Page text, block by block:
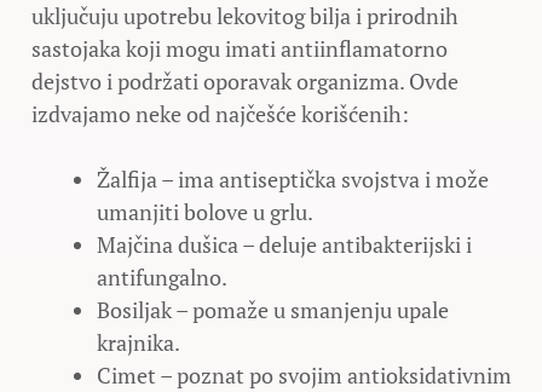
uključuju upotrebu lekovitog bilja i prirodnih
sastojaka koji mogu imati antiinflamatorno
dejstvo i podržati oporavak organizma. Ovde
izdvajamo neke od najčešće korišćenih:
Žalfija – ima antiseptička svojstva i može
umanjiti bolove u grlu.
Majčina dušica – deluje antibakterijski i
antifungalno.
Bosiljak – pomaže u smanjenju upale
krajnika.
Cimet – poznat po svojim antioksidativnim